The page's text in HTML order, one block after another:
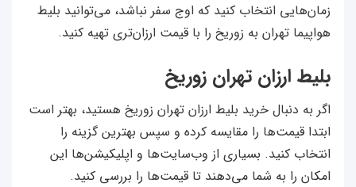
زمان‌هایی انتخاب کنید که اوج سفر نباشد، می‌توانید بلیط
هواپیما تهران به زوریخ را با قیمت ارزان‌تری تهیه کنید.
بلیط ارزان تهران زوریخ
اگر به دنبال خرید بلیط ارزان تهران زوریخ هستید، بهتر است
ابتدا قیمت‌ها را مقایسه کرده و سپس بهترین گزینه را
انتخاب کنید. بسیاری از وب‌سایت‌ها و اپلیکیشن‌ها این
امکان را به شما می‌دهند تا قیمت‌ها را بررسی کنید.